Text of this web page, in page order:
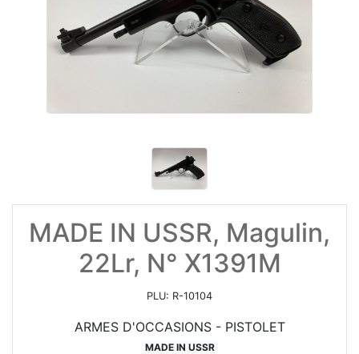
MADE IN USSR, Magulin,
22Lr, N° X1391M
PLU: R-10104
ARMES D'OCCASIONS - PISTOLET
MADE IN USSR